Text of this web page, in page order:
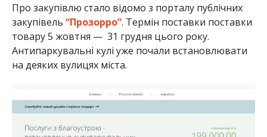
Про закупівлю стало відомо з порталу публічних
закупівель “Прозорро”. Термін поставки поставки
товару 5 жовтня — 31 грудня цього року.
Антипаркувальні кулі уже почали встановлювати
на деяких вулицях міста.